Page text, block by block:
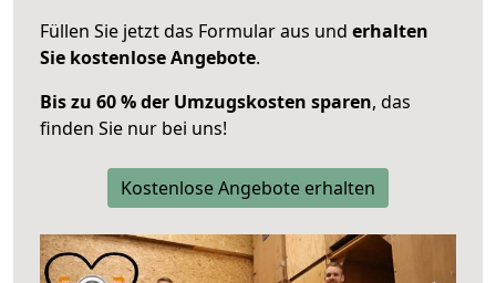
Füllen Sie jetzt das Formular aus und erhalten
Sie kostenlose Angebote.
Bis zu 60 % der Umzugskosten sparen, das
finden Sie nur bei uns!
Kostenlose Angebote erhalten